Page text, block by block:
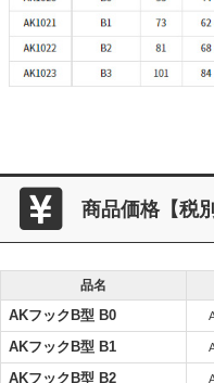
商品価格【税別
品名
AKフックB型 B0
AKフックB型 B1
AKフックB型 B2